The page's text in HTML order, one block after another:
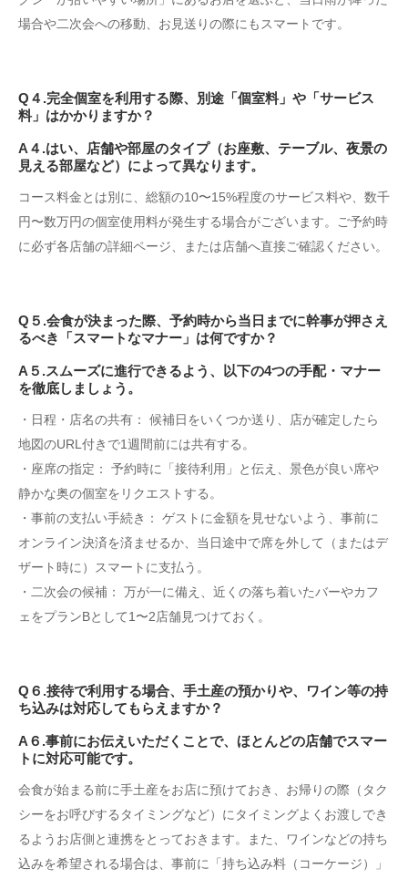
場合や二次会への移動、お見送りの際にもスマートです。
Q４.完全個室を利用する際、別途「個室料」や「サービス
料」はかかりますか？
A４.はい、店舗や部屋のタイプ（お座敷、テーブル、夜景の
見える部屋など）によって異なります。
コース料金とは別に、総額の10〜15%程度のサービス料や、数千
円〜数万円の個室使用料が発生する場合がございます。ご予約時
に必ず各店舗の詳細ページ、または店舗へ直接ご確認ください。
Q５.会食が決まった際、予約時から当日までに幹事が押さえ
るべき「スマートなマナー」は何ですか？
A５.スムーズに進行できるよう、以下の4つの手配・マナー
を徹底しましょう。
・日程・店名の共有： 候補日をいくつか送り、店が確定したら
地図のURL付きで1週間前には共有する。
・座席の指定： 予約時に「接待利用」と伝え、景色が良い席や
静かな奥の個室をリクエストする。
・事前の支払い手続き： ゲストに金額を見せないよう、事前に
オンライン決済を済ませるか、当日途中で席を外して（またはデ
ザート時に）スマートに支払う。
・二次会の候補： 万が一に備え、近くの落ち着いたバーやカフ
ェをプランBとして1〜2店舗見つけておく。
Q６.接待で利用する場合、手土産の預かりや、ワイン等の持
ち込みは対応してもらえますか？
A６.事前にお伝えいただくことで、ほとんどの店舗でスマー
トに対応可能です。
会食が始まる前に手土産をお店に預けておき、お帰りの際（タク
シーをお呼びするタイミングなど）にタイミングよくお渡しでき
るようお店側と連携をとっておきます。また、ワインなどの持ち
込みを希望される場合は、事前に「持ち込み料（コーケージ）」